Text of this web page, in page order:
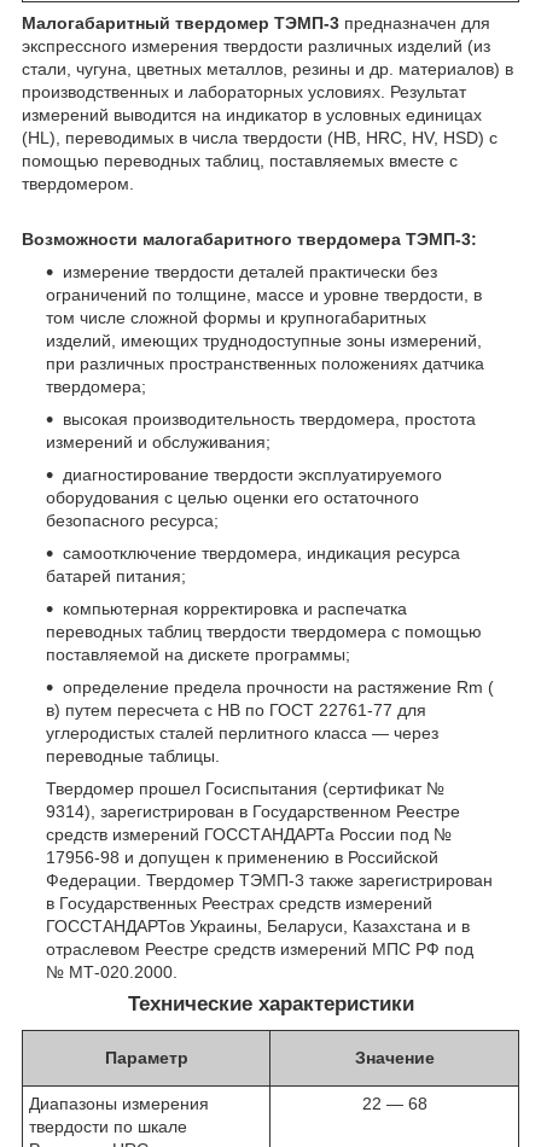
Малогабаритный твердомер ТЭМП-3 предназначен для
экспрессного измерения твердости различных изделий (из
стали, чугуна, цветных металлов, резины и др. материалов) в
производственных и лабораторных условиях. Результат
измерений выводится на индикатор в условных единицах
(HL), переводимых в числа твердости (НВ, HRC, HV, HSD) с
помощью переводных таблиц, поставляемых вместе с
твердомером.
Возможности малогабаритного твердомера ТЭМП-3:
измерение твердости деталей практически без
ограничений по толщине, массе и уровне твердости, в
том числе сложной формы и крупногабаритных
изделий, имеющих труднодоступные зоны измерений,
при различных пространственных положениях датчика
твердомера;
высокая производительность твердомера, простота
измерений и обслуживания;
диагностирование твердости эксплуатируемого
оборудования с целью оценки его остаточного
безопасного ресурса;
самоотключение твердомера, индикация ресурса
батарей питания;
компьютерная корректировка и распечатка
переводных таблиц твердости твердомера с помощью
поставляемой на дискете программы;
определение предела прочности на растяжение Rm (
в) путем пересчета с НВ по ГОСТ 22761-77 для
углеродистых сталей перлитного класса — через
переводные таблицы.
Твердомер прошел Госиспытания (сертификат №
9314), зарегистрирован в Государственном Реестре
средств измерений ГОССТАНДАРТа России под №
17956-98 и допущен к применению в Российской
Федерации. Твердомер ТЭМП-3 также зарегистрирован
в Государственных Реестрах средств измерений
ГОССТАНДАРТов Украины, Беларуси, Казахстана и в
отраслевом Реестре средств измерений МПС РФ под
№ МТ-020.2000.
Технические характеристики
Параметр Значение
Диапазоны измерения
твердости по шкале
22 — 68